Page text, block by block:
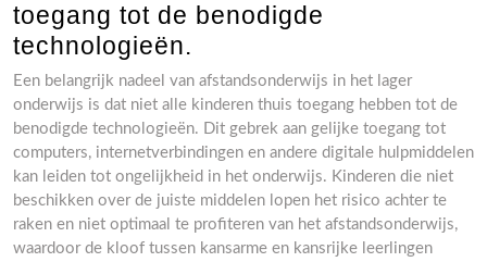
toegang tot de benodigde
technologieën.
Een belangrijk nadeel van afstandsonderwijs in het lager
onderwijs is dat niet alle kinderen thuis toegang hebben tot de
benodigde technologieën. Dit gebrek aan gelijke toegang tot
computers, internetverbindingen en andere digitale hulpmiddelen
kan leiden tot ongelijkheid in het onderwijs. Kinderen die niet
beschikken over de juiste middelen lopen het risico achter te
raken en niet optimaal te profiteren van het afstandsonderwijs,
waardoor de kloof tussen kansarme en kansrijke leerlingen